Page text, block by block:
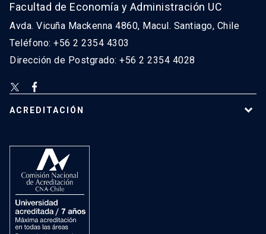
Facultad de Economía y Administración UC
Avda. Vicuña Mackenna 4860, Macul. Santiago, Chile
Teléfono: +56 2 2354 4303
Dirección de Postgrado: +56 2 2354 4028
ACREDITACIÓN